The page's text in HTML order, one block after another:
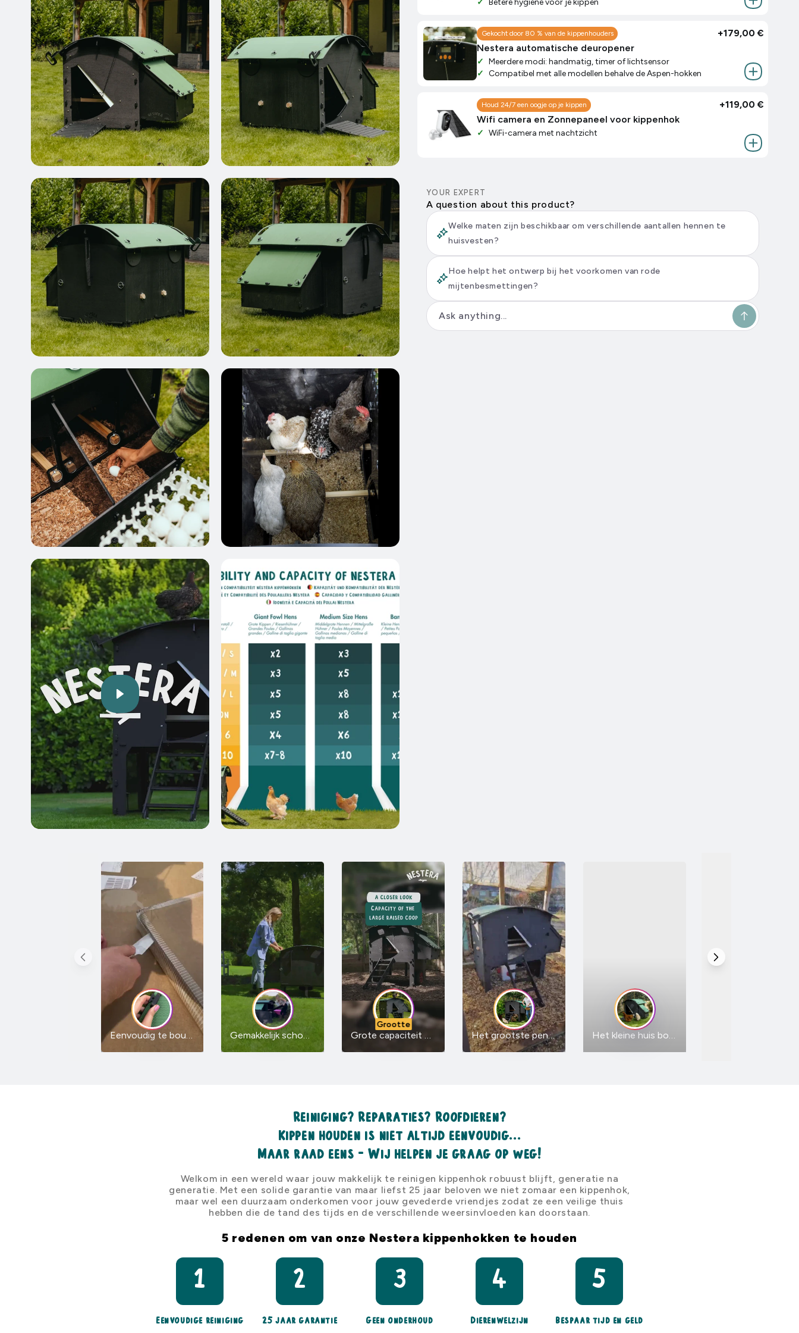
Ren voor Aspen 10
Ontworpen voor het Aspen 10 hok
Vanaf 369 €
Ren voor Aspen 6
Ontworpen voor het Aspen 6 hok
Vanaf 369 €
Nieuw
Video
afspelen
Betere hygiëne voor je kippen
Gekocht door 80 % van de kippenhouders
Nestera automatische deuropener
Meerdere modi: handmatig, timer of lichtsensor
Compatibel met alle modellen behalve de Aspen-hokken
+179,00 €
Houd 24/7 een oogje op je kippen
Wifi camera en Zonnepaneel voor kippenhok
WiFi-camera met nachtzicht
+119,00 €
YOUR EXPERT
A question about this product?
Welke maten zijn beschikbaar om verschillende aantallen hennen te
huisvesten?
Hoe helpt het ontwerp bij het voorkomen van rode
mijtenbesmettingen?
Eenvoudig te bouwen Gemakkelijk schoon te maken
Grootte
Grote capaciteit van de ren Het grootste penthouse bouwen Het kleine huis bouwen
Reiniging? Reparaties? Roofdieren?
Kippen houden is niet altijd eenvoudig...
Maar raad eens - Wij helpen je graag op weg!
Welkom in een wereld waar jouw makkelijk te reinigen kippenhok robuust blijft, generatie na
generatie. Met een solide garantie van maar liefst 25 jaar beloven we niet zomaar een kippenhok,
maar wel een duurzaam onderkomen voor jouw gevederde vriendjes zodat ze een veilige thuis
hebben die de tand des tijds en de verschillende weersinvloeden kan doorstaan.
5 redenen om van onze Nestera kippenhokken te houden
1
Eenvoudige reiniging
2
25 jaar garantie
3
Geen onderhoud
4
Dierenwelzijn
5
Bespaar tijd en geld